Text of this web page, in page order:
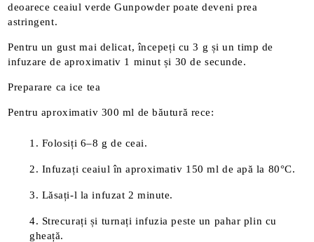
deoarece ceaiul verde Gunpowder poate deveni prea
astringent.
Pentru un gust mai delicat, începeți cu 3 g și un timp de
infuzare de aproximativ 1 minut și 30 de secunde.
Preparare ca ice tea
Pentru aproximativ 300 ml de băutură rece:
Folosiți 6–8 g de ceai.
Infuzați ceaiul în aproximativ 150 ml de apă la 80°C.
Lăsați-l la infuzat 2 minute.
Strecurați și turnați infuzia peste un pahar plin cu
gheață.